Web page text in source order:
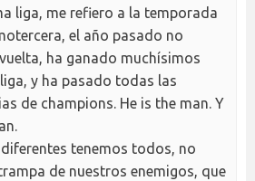
liga, me refiero a la temporada
el año pasado no
ha ganado muchísimos
y ha pasado todas las
de champions. He is the man. Y
tenemos todos, no
de nuestros enemigos, que